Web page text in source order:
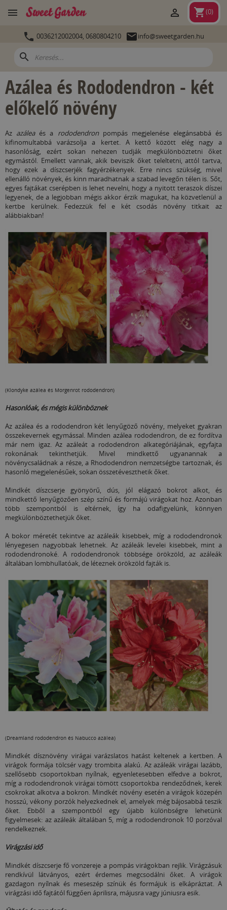
 shopping_cart(0)

 0036212002004, 0680804210 info@sweetgarden.hu
search
Azálea és Rododendron - két
előkelő növény
Az azáleaés a rododendronpompás megjelenése elegánsabbá és
kifinomultabbá varázsolja a kertet. A kettő között elég nagy a
hasonlóság, ezért sokan nehezen tudják megkülönböztetni őket
egymástól. Emellett vannak, akik beviszik őket teleltetni, attól tartva,
hogy ezek a díszcserjék fagyérzékenyek. Erre nincs szükség, mivel
ellenálló növények, és kinn maradhatnak a szabad levegőn télen is. Sőt,
egyes fajtákat cserépben is lehet nevelni, hogy a nyitott teraszok díszei
legyenek, de a legjobban mégis akkor érzik magukat, ha közvetlenül a
kertbe kerülnek. Fedezzük fel e két csodás növény titkait az
alábbiakban!
(Klondyke azálea és Morgenrot rododendron)
Hasonlóak, és mégis különböznek
Az azálea és a rododendron két lenyűgöző növény, melyeket gyakran
összekevernek egymással. Minden azálea rododendron, de ez fordítva
már nem igaz. Az azáleát a rododendron alkategóriájának, egyfajta
rokonának tekinthetjük. Mivel mindkettő ugyanannak a
növénycsaládnak a része, a Rhododendron nemzetségbe tartoznak, és
hasonló megjelenésűek, sokan összetéveszthetik őket.
Mindkét díszcserje gyönyörű, dús, jól elágazó bokrot alkot, és
mindkettő lenyűgözően szép színű és formájú virágokat hoz. Azonban
több szempontból is eltérnek, így ha odafigyelünk, könnyen
megkülönböztethetjük őket.
A bokor méretét tekintve az azáleák kisebbek, míg a rododendronok
lényegesen nagyobbak lehetnek. Az azáleák levelei kisebbek, mint a
rododendronoké. A rododendronok többsége örökzöld, az azáleák
általában lombhullatóak, de léteznek örökzöld fajták is.
(Dreamland rododendron és Nabucco azálea)
Mindkét dísznövény virágai varázslatos hatást keltenek a kertben. A
virágok formája tölcsér vagy trombita alakú. Az azáleák virágai lazább,
szellősebb csoportokban nyílnak, egyenletesebben elfedve a bokrot,
míg a rododendronok virágai tömött csoportokba rendeződnek, kerek
csokrokat alkotva a bokron. Mindkét növény esetén a virágok közepén
hosszú, vékony porzók helyezkednek el, amelyek még bájosabbá teszik
őket. Ebből a szempontból egy újabb különbségre lehetünk
figyelmesek: az azáleák általában 5, míg a rododendronok 10 porzóval
rendelkeznek.
Virágzási idő
Mindkét díszcserje fő vonzereje a pompás virágokban rejlik. Virágzásuk
rendkívül látványos, ezért érdemes megcsodálni őket. A virágok
gazdagon nyílnak és meseszép színük és formájuk is elkápráztat. A
virágzási idő fajtától függően áprilisra, májusra vagy júniusra esik.